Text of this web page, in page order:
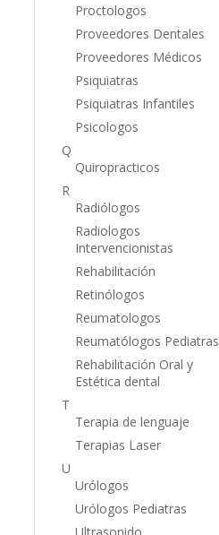
Proctologos
Proveedores Dentales
Proveedores Médicos
Psiquiatras
Psiquiatras Infantiles
Psicologos
Q
Quiropracticos
R
Radiólogos
Radiologos
Intervencionistas
Rehabilitación
Retinólogos
Reumatologos
Reumatólogos Pediatras
Rehabilitación Oral y
Estética dental
T
Terapia de lenguaje
Terapias Laser
U
Urólogos
Urólogos Pediatras
Ultrasonido